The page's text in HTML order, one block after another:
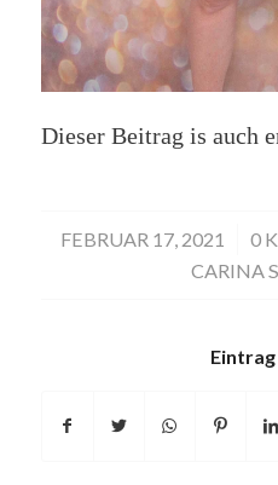
Dieser Beitrag is auch
FEBRUAR 17, 2021
/ 0
CARINA